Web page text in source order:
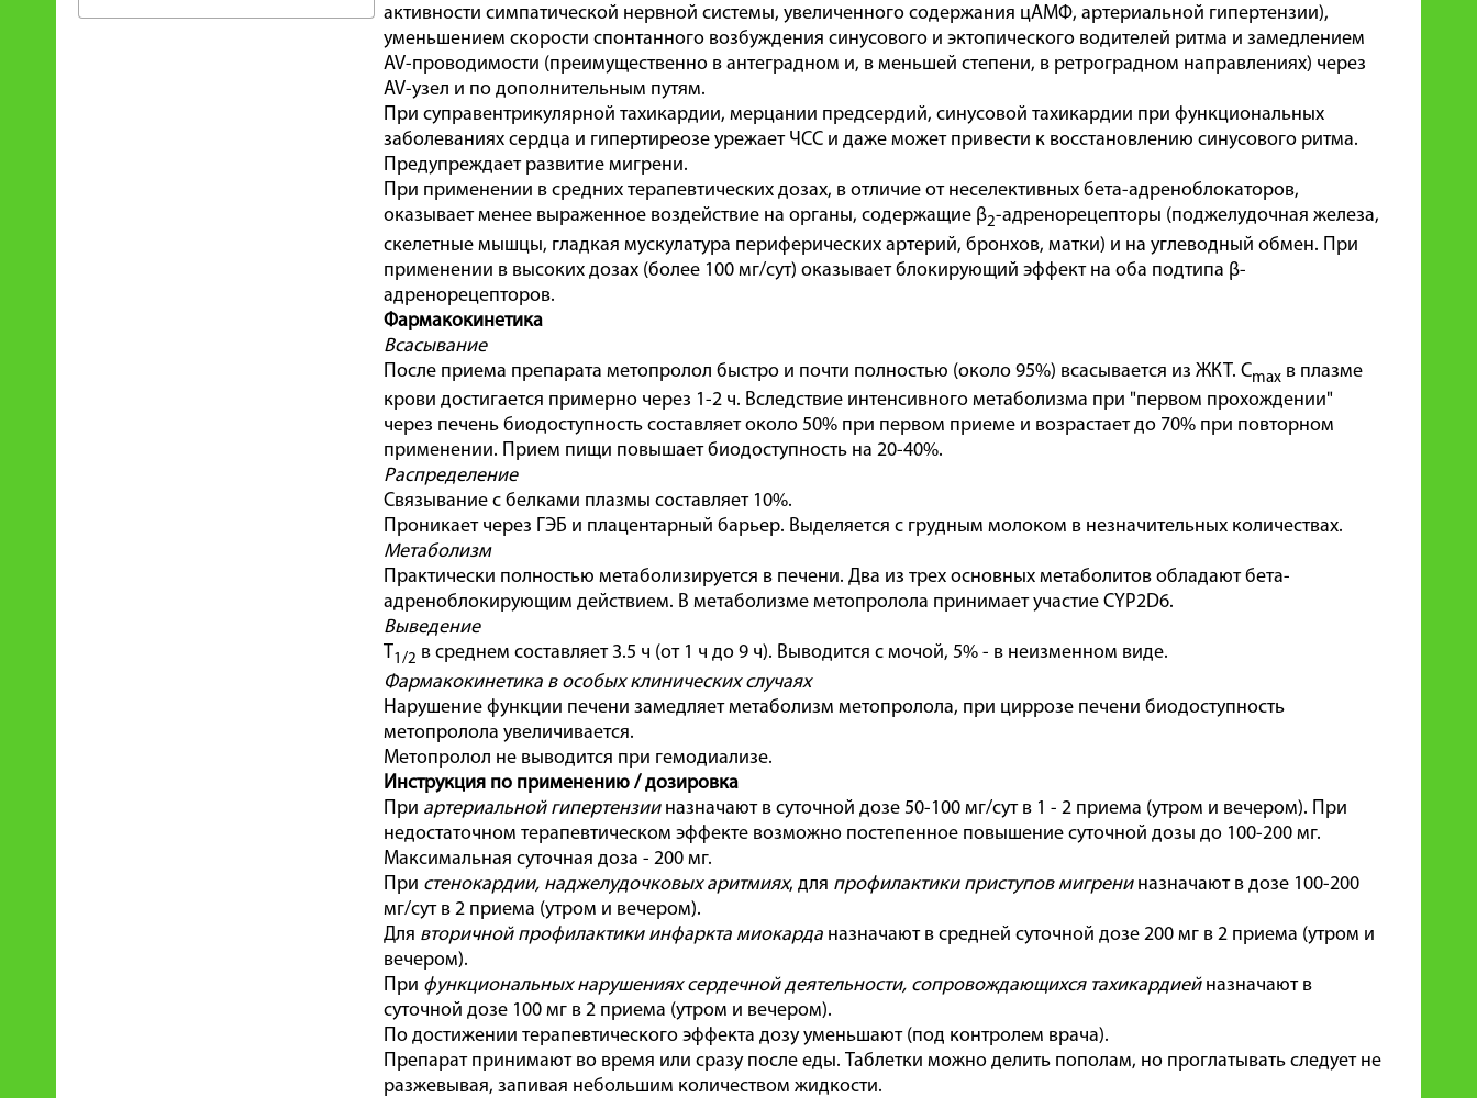
активности симпатической нервной системы, увеличенного содержания цАМФ, артериальной гипертензии),
уменьшением скорости спонтанного возбуждения синусового и эктопического водителей ритма и замедлением
AV-проводимости (преимущественно в антеградном и, в меньшей степени, в ретроградном направлениях) через
AV-узел и по дополнительным путям.
При суправентрикулярной тахикардии, мерцании предсердий, синусовой тахикардии при функциональных
заболеваниях сердца и гипертиреозе урежает ЧСС и даже может привести к восстановлению синусового ритма.
Предупреждает развитие мигрени.
При применении в средних терапевтических дозах, в отличие от неселективных бета-адреноблокаторов,
оказывает менее выраженное воздействие на органы, содержащие β2-адренорецепторы (поджелудочная железа,
скелетные мышцы, гладкая мускулатура периферических артерий, бронхов, матки) и на углеводный обмен. При
применении в высоких дозах (более 100 мг/сут) оказывает блокирующий эффект на оба подтипа β-
адренорецепторов.
Фармакокинетика
Всасывание
После приема препарата метопролол быстро и почти полностью (около 95%) всасывается из ЖКТ. Cmax в плазме
крови достигается примерно через 1-2 ч. Вследствие интенсивного метаболизма при "первом прохождении"
через печень биодоступность составляет около 50% при первом приеме и возрастает до 70% при повторном
применении. Прием пищи повышает биодоступность на 20-40%.
Распределение
Связывание с белками плазмы составляет 10%.
Проникает через ГЭБ и плацентарный барьер. Выделяется с грудным молоком в незначительных количествах.
Метаболизм
Практически полностью метаболизируется в печени. Два из трех основных метаболитов обладают бета-
адреноблокирующим действием. В метаболизме метопролола принимает участие CYP2D6.
Выведение
T 1/2 в среднем составляет 3.5 ч (от 1 ч до 9 ч). Выводится с мочой, 5% - в неизменном виде.
Фармакокинетика в особых клинических случаях
Нарушение функции печени замедляет метаболизм метопролола, при циррозе печени биодоступность
метопролола увеличивается.
Метопролол не выводится при гемодиализе.
Инструкция по применению / дозировка
При артериальной гипертензииназначают в суточной дозе 50-100 мг/сут в 1 - 2 приема (утром и вечером). При
недостаточном терапевтическом эффекте возможно постепенное повышение суточной дозы до 100-200 мг.
Максимальная суточная доза - 200 мг.
При стенокардии, наджелудочковых аритмиях, для профилактики приступов мигрениназначают в дозе 100-200
мг/сут в 2 приема (утром и вечером).
Для вторичной профилактики инфаркта миокарда назначают в средней суточной дозе 200 мг в 2 приема (утром и
вечером).
При функциональных нарушениях сердечной деятельности, сопровождающихся тахикардиейназначают в
суточной дозе 100 мг в 2 приема (утром и вечером).
По достижении терапевтического эффекта дозу уменьшают (под контролем врача).
Препарат принимают во время или сразу после еды. Таблетки можно делить пополам, но проглатывать следует не
разжевывая, запивая небольшим количеством жидкости.